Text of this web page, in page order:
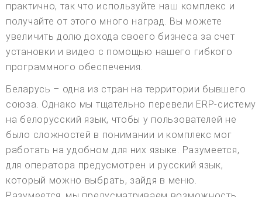
практично, так что используйте наш комплекс и
получайте от этого много наград. Вы можете
увеличить долю дохода своего бизнеса за счет
установки и видео с помощью нашего гибкого
программного обеспечения.
Беларусь – одна из стран на территории бывшего
союза. Однако мы тщательно перевели ERP-систему
на белорусский язык, чтобы у пользователей не
было сложностей в понимании и комплекс мог
работать на удобном для них языке. Разумеется,
для оператора предусмотрен и русский язык,
который можно выбрать, зайдя в меню.